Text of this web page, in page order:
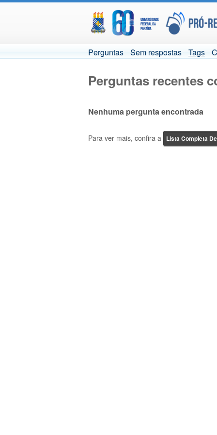
Perguntas Sem respostas Tags
Perguntas recentes
Nenhuma pergunta encontrada
Para ver mais, confira a Lista Completa